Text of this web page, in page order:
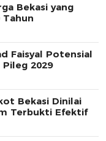
Bekasi yang
Tahun
Faisyal Potensial
2029
Bekasi Dinilai
Terbukti Efektif